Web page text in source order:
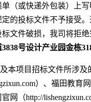
（或快递外包装）上
的投标文件不予接受
文件破损，我司将拒
号设计产业园金栋
本项目招标文件所涉
）、福田教
网（http://